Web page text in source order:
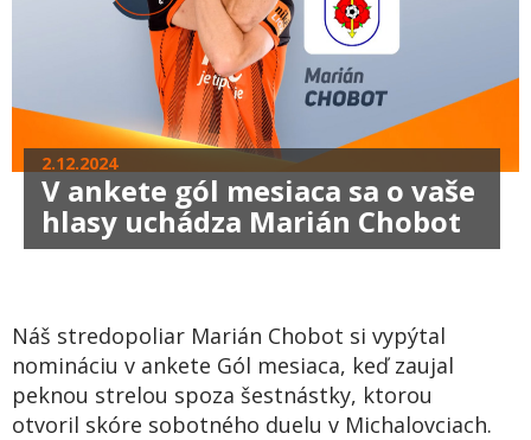
2.12.2024
V ankete gól mesiaca sa o vaše
hlasy uchádza Marián Chobot
Náš stredopoliar Marián Chobot si vypýtal
nomináciu v ankete Gól mesiaca, keď zaujal
peknou strelou spoza šestnástky, ktorou
otvoril skóre sobotného duelu v Michalovciach.